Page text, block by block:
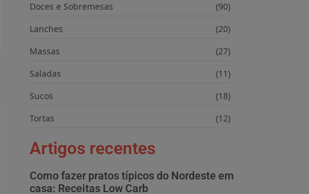
Doces e Sobremesas
(90)
Lanches
(20)
Massas
(27)
Saladas
(11)
Sucos
(18)
Tortas
(12)
Artigos recentes
Como fazer pratos típicos do Nordeste em
casa: Receitas Low Carb